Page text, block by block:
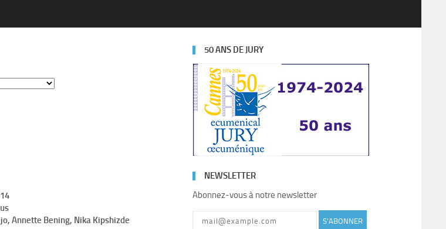
Annette Bening, Nika Kipshizde
50 ANS DE JURY
NEWSLETTER
Abonnez-vous à notre newsletter
S'ABONNER